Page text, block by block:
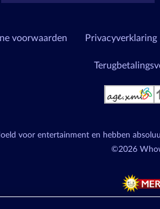
voorwaarden Privacyverklaring
voor entertainment en hebben
©2026